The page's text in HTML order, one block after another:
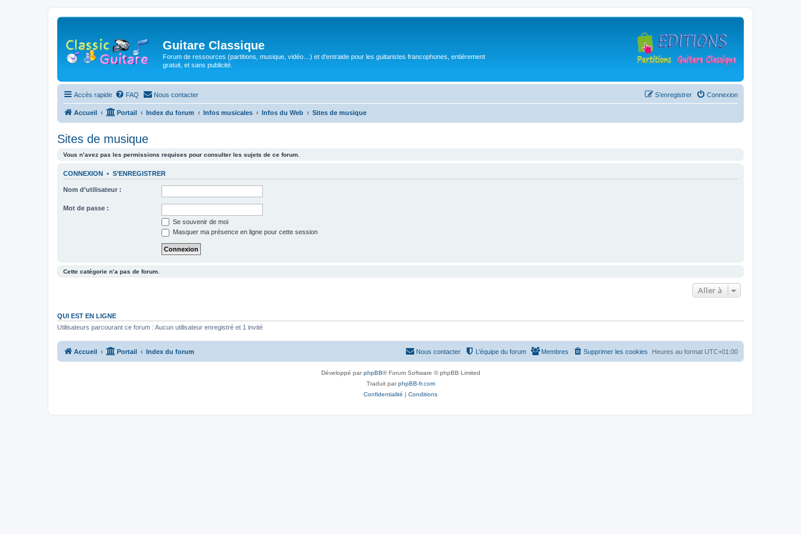
Guitare Classique
Forum de ressources (partitions, musique, vidéo…) et d'entraide pour les guitaristes francophones, entièrement
gratuit, et sans publicité.
Accès rapide FAQ Nous contacter Connexion
S’enregistrer
Accueil Portail Index du forum Infos musicales Infos du Web Sites de musique
Sites de musique
Vous n’avez pas les permissions requises pour consulter les sujets de ce forum.
CONNEXION • S’ENREGISTRER
Nom d’utilisateur :
Mot de passe :
Se souvenir de moi
Masquer ma présence en ligne pour cette session
Cette catégorie n’a pas de forum.
Aller à
QUI EST EN LIGNE
Utilisateurs parcourant ce forum : Aucun utilisateur enregistré et 1 invité
Accueil Portail Index du forum Heures au format UTC+01:00
Supprimer les cookies
Membres
L’équipe du forum
Nous contacter
Développé parphpBB® Forum Software © phpBB Limited
Traduit parphpBB-fr.com
Confidentialité | Conditions